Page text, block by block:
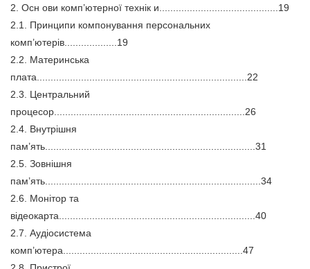
2. Осн ови комп’ютерної технік и...........................................19
2.1. Принципи компонування персональних
комп’ютерів...................19
2.2. Материнська
плата............................................................................22
2.3. Центральний
процесор.....................................................................26
2.4. Внутрішня
пам’ять............................................................................31
2.5. Зовнішня
пам’ять..............................................................................34
2.6. Монітор та
відеокарта.......................................................................40
2.7. Аудіосистема
комп’ютера.................................................................47